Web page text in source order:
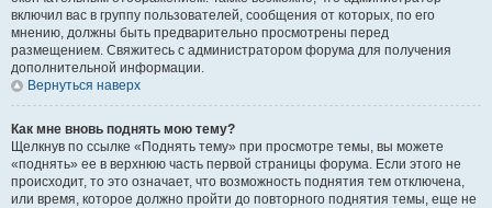
включил вас в группу пользователей, сообщения от которых, по его
мнению, должны быть предварительно просмотрены перед
размещением. Свяжитесь с администратором форума для получения
дополнительной информации.
Вернуться наверх
Как мне вновь поднять мою тему?
Щелкнув по ссылке «Поднять тему» при просмотре темы, вы можете
«поднять» ее в верхнюю часть первой страницы форума. Если этого не
происходит, то это означает, что возможность поднятия тем отключена,
или время, которое должно пройти до повторного поднятия темы, еще не